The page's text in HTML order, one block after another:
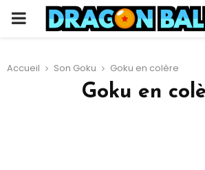
PRIMARY
Accueil Son Goku Goku en colère
Goku en